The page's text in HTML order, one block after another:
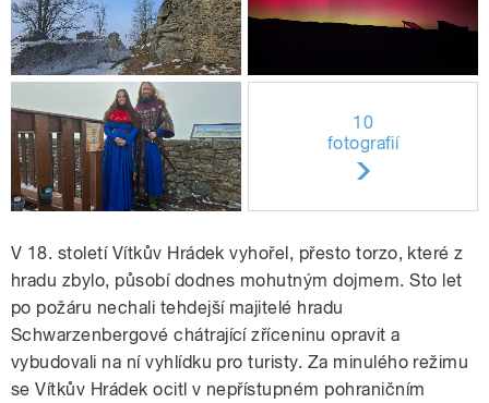
10
fotografií
V 18. století Vítkův Hrádek vyhořel, přesto torzo, které z
hradu zbylo, působí dodnes mohutným dojmem. Sto let
po požáru nechali tehdejší majitelé hradu
Schwarzenbergové chátrající zříceninu opravit a
vybudovali na ní vyhlídku pro turisty. Za minulého režimu
se Vítkův Hrádek ocitl v nepřístupném pohraničním